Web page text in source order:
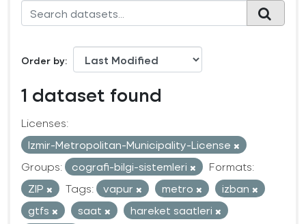
Order by
1 dataset found
Licenses:
Izmir-Metropolitan-Municipality-License
Groups:
cografi-bilgi-sistemleri
Formats:
ZIP
Tags: vapur metro
izban
gtfs
saat
hareket saatleri